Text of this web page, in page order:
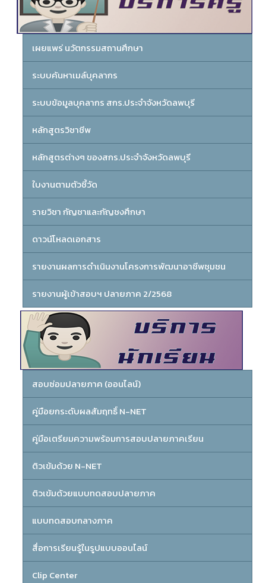
เผยแพร่ นวัตกรรมสถานศึกษา
ระบบค้นหาเมล์บุคลากร
ระบบข้อมูลบุคลากร สกร.ประจำจังหวัดลพบุรี
หลักสูตรวิชาชีพ
หลักสูตรต่างๆ ของสกร.ประจำจังหวัดลพบุรี
ใบงานตามตัวชี้วัด
รายวิชา กัญชาและกัญชงศึกษา
ดาวน์โหลดเอกสาร
รายงานผลการดำเนินงานโครงการพัฒนาอาชีพชุมชน
รายงานผู้เข้าสอบฯ ปลายภาค 2/2568
สอบซ่อมปลายภาค (ออนไลน์)
คู่มือยกระดับผลสัมฤทธิ์ N-NET
คู่มือเตรียมความพร้อมการสอบปลายภาคเรียน
ติวเข้มด้วย N-NET
ติวเข้มด้วยแบบทดสอบปลายภาค
แบบทดสอบกลางภาค
สื่อการเรียนรู้ในรูปแบบออนไลน์
Clip Center